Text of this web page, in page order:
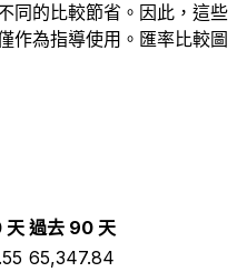
同的比較節省。因此，這些
作為指導使用。匯率比較圖
天 過去 90 天
65,347.84